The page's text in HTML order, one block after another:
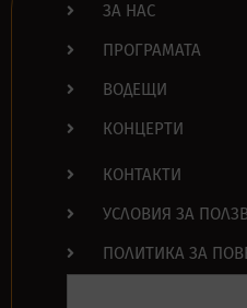
ЗА НАС
ПРОГРАМАТА
ВОДЕЩИ
КОНЦЕРТИ
КОНТАКТИ
УСЛОВИЯ ЗА
ПОЛИТИКА ЗА